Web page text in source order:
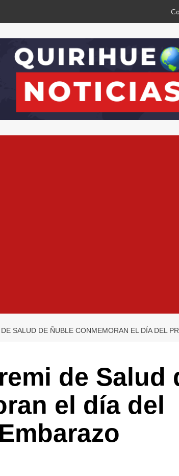
SALUD DE ÑUBLE CONMEMORAN EL DÍA DEL
de Salud
el día del